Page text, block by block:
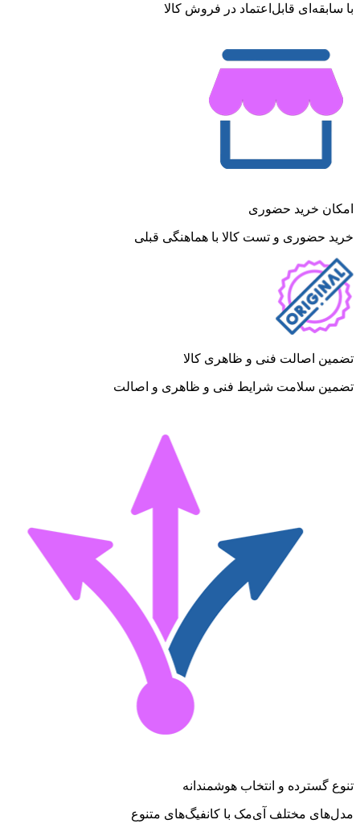
با سابقه‌ای قابل‌اعتماد در فروش کالا
امکان خرید حضوری
خرید حضوری و تست کالا با هماهنگی قبلی
تضمین اصالت فنی و ظاهری کالا
تضمین سلامت شرایط فنی و ظاهری و اصالت
تنوع گسترده و انتخاب هوشمندانه
مدل‌های مختلف آی‌مک با کانفیگ‌های متنوع